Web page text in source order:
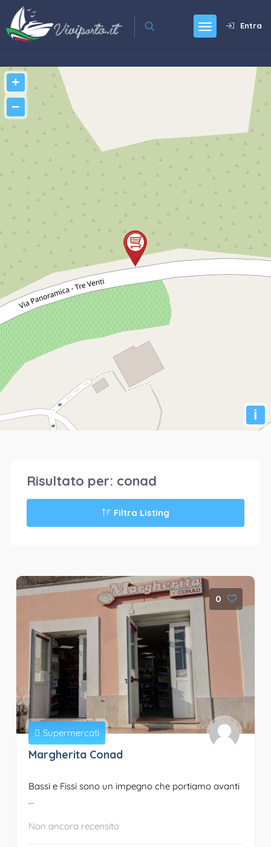
Entra
+
−
i
Risultato per: conad
Filtra Listing
0
Supermercati
Margherita Conad
Bassi e Fissi sono un impegno che portiamo avanti
...
Non ancora recensito